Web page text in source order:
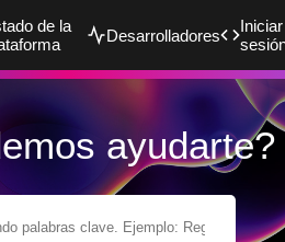
de la
Desarrolladores
Iniciar
ayudarte?